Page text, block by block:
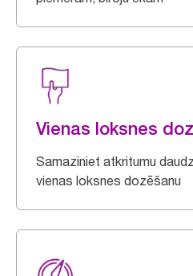
Vienas loksnes
Samaziniet atkritumu
vienas loksnes dozēšanu